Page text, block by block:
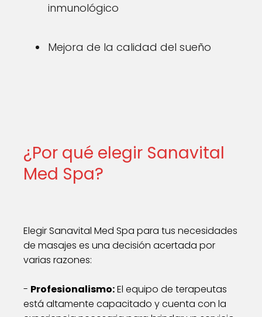
inmunológico
Mejora de la calidad del sueño
¿Por qué elegir Sanavital
Med Spa?
Elegir Sanavital Med Spa para tus necesidades
de masajes es una decisión acertada por
varias razones:
- Profesionalismo:El equipo de terapeutas
está altamente capacitado y cuenta con la